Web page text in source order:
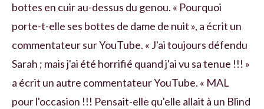
bottes en cuir au-dessus du genou. « Pourquoi
porte-t-elle ses bottes de dame de nuit », a écrit un
commentateur sur YouTube. « J'ai toujours défendu
Sarah ; mais j'ai été horrifié quand j'ai vu sa tenue !!! »
a écrit un autre commentateur YouTube. « MAL
pour l'occasion !!! Pensait-elle qu'elle allait à un Blind